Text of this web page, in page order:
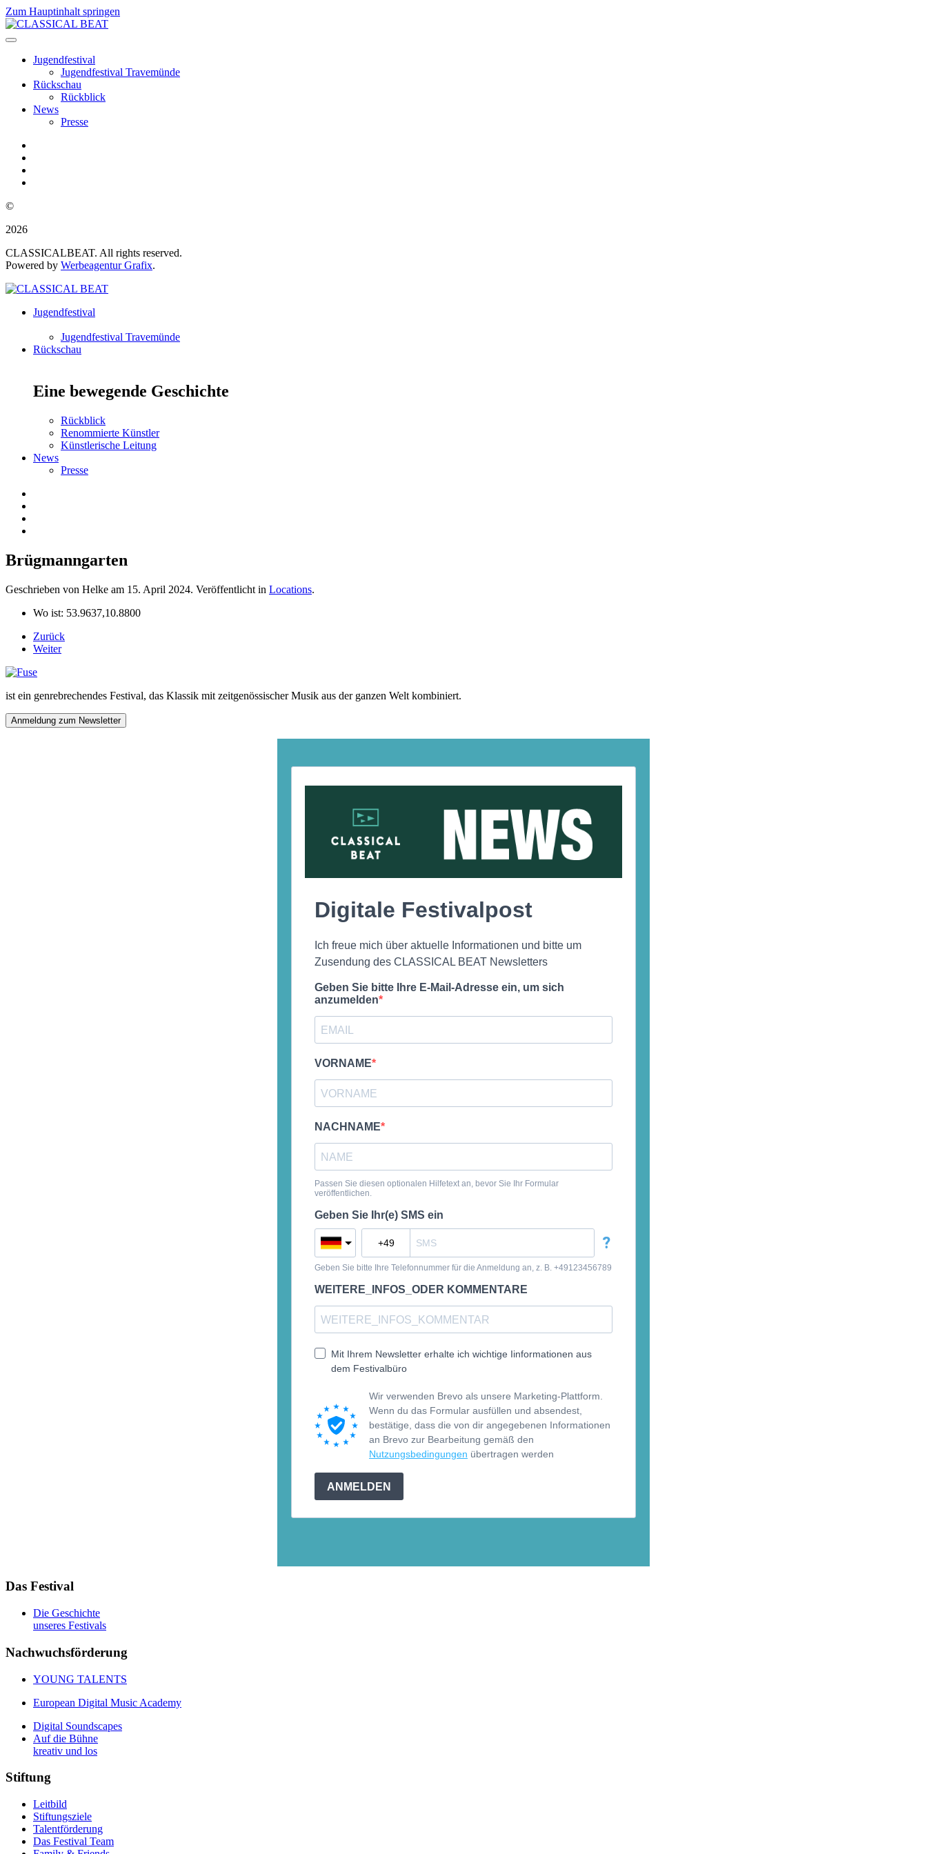
Zum Hauptinhalt springen
Jugendfestival
Jugendfestival Travemünde
Rückschau
Rückblick
News
Presse
©
2026
CLASSICALBEAT. All rights reserved.
Powered by Werbeagentur Grafix.
Jugendfestival
Jugendfestival Travemünde
Rückschau
Eine bewegende Geschichte
Rückblick
Renommierte Künstler
Künstlerische Leitung
News
Presse
Brügmanngarten
Geschrieben von Helke am 15. April 2024. Veröffentlicht in Locations.
Wo ist: 53.9637,10.8800
Zurück
Weiter
ist ein genrebrechendes Festival, das Klassik mit zeitgenössischer Musik aus der ganzen Welt kombiniert.
Anmeldung zum Newsletter
Das Festival
Die Geschichte
unseres Festivals
Nachwuchsförderung
YOUNG TALENTS
European Digital Music Academy
Digital Soundscapes
Auf die Bühne
kreativ und los
Stiftung
Leitbild
Stiftungsziele
Talentförderung
Das Festival Team